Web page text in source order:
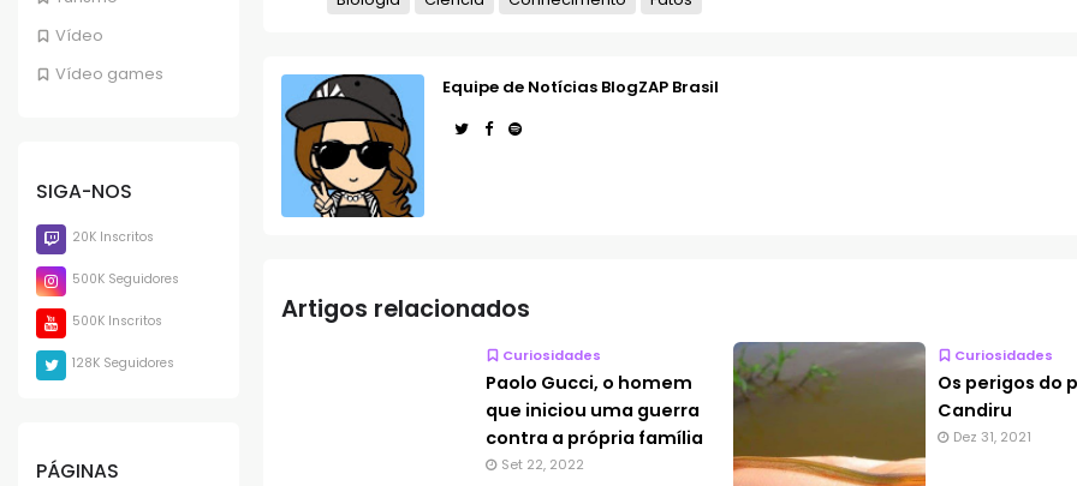
Vídeo
Vídeo games
SIGA-NOS
20K Inscritos
500K Seguidores
500K Inscritos
128K Seguidores
PÁGINAS
Equipe de Notícias BlogZAP Brasil
Artigos relacionados
Curiosidades
Paolo Gucci, o homem
que iniciou uma guerra
contra a própria família
Set 22, 2022
Curiosidades
Os perigos do
Candiru
Dez 31, 2021